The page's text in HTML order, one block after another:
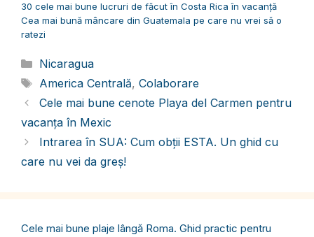
30 cele mai bune lucruri de făcut în Costa Rica în vacanță
Cea mai bună mâncare din Guatemala pe care nu vrei să o
ratezi
Categorii
Nicaragua
Etichete
America Centrală, Colaborare
Cele mai bune cenote Playa del Carmen pentru
vacanța în Mexic
Intrarea în SUA: Cum obții ESTA. Un ghid cu
care nu vei da greș!
Cele mai bune plaje lângă Roma. Ghid practic pentru